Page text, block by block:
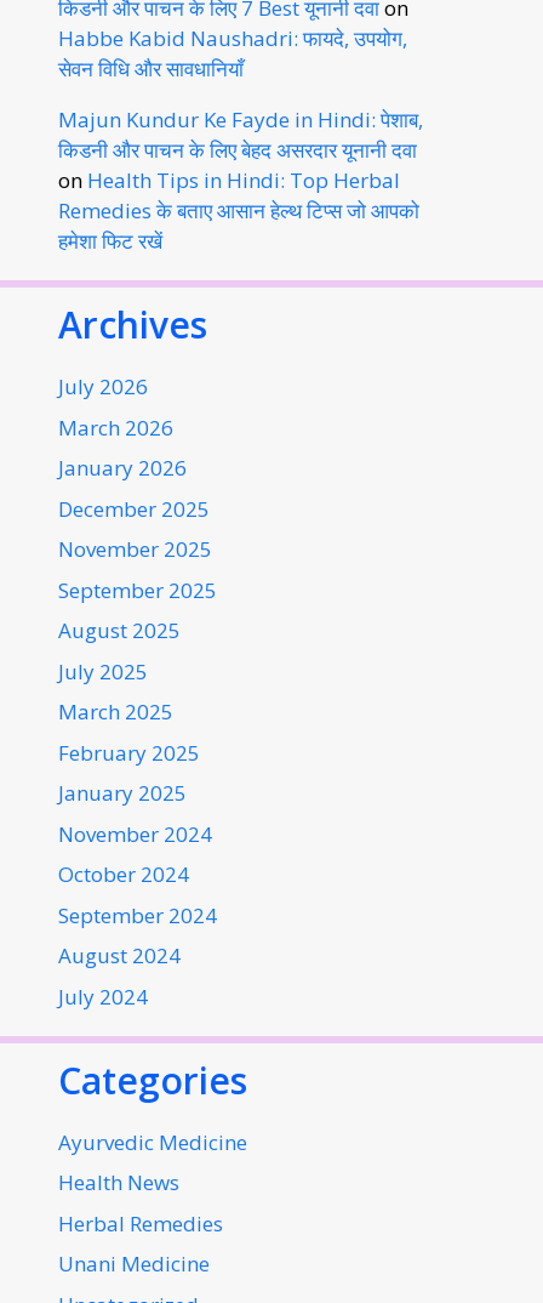
किडनी और पाचन के लिए 7 Best यूनानी दवाon
Habbe Kabid Naushadri: फायदे, उपयोग,
सेवन विधि और सावधानियाँ
Majun Kundur Ke Fayde in Hindi: पेशाब,
किडनी और पाचन के लिए बेहद असरदार यूनानी दवा
on Health Tips in Hindi: Top Herbal
Remedies के बताए आसान हेल्थ टिप्स जो आपको
हमेशा फिट रखें
Archives
July 2026
March 2026
January 2026
December 2025
November 2025
September 2025
August 2025
July 2025
March 2025
February 2025
January 2025
November 2024
October 2024
September 2024
August 2024
July 2024
Categories
Ayurvedic Medicine
Health News
Herbal Remedies
Unani Medicine